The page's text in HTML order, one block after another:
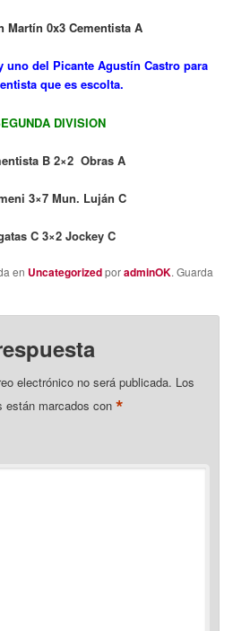
Martín 0x3 Cementista A
uno del Picante Agustín Castro para
que es escolta.
DIVISION
B 2×2 Obras A
3×7 Mun. Luján C
C 3×2 Jockey C
en UncategorizedporadminOK. Guarda
electrónico no será publicada. Los
están marcados con*